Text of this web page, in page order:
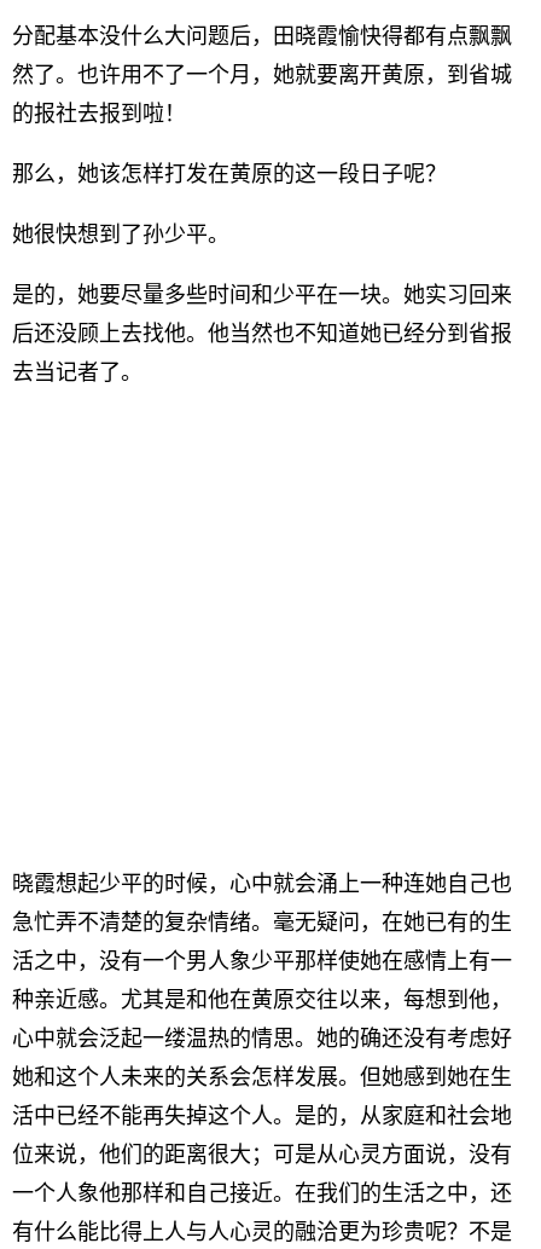
分配基本没什么大问题后，田晓霞愉快得都有点飘飘
然了。也许用不了一个月，她就要离开黄原，到省城
的报社去报到啦！
那么，她该怎样打发在黄原的这一段日子呢？
她很快想到了孙少平。
是的，她要尽量多些时间和少平在一块。她实习回来
后还没顾上去找他。他当然也不知道她已经分到省报
去当记者了。
晓霞想起少平的时候，心中就会涌上一种连她自己也
急忙弄不清楚的复杂情绪。毫无疑问，在她已有的生
活之中，没有一个男人象少平那样使她在感情上有一
种亲近感。尤其是和他在黄原交往以来，每想到他，
心中就会泛起一缕温热的情思。她的确还没有考虑好
她和这个人未来的关系会怎样发展。但她感到她在生
活中已经不能再失掉这个人。是的，从家庭和社会地
位来说，他们的距离很大；可是从心灵方面说，没有
一个人象他那样和自己接近。在我们的生活之中，还
有什么能比得上人与人心灵的融洽更为珍贵呢？不是